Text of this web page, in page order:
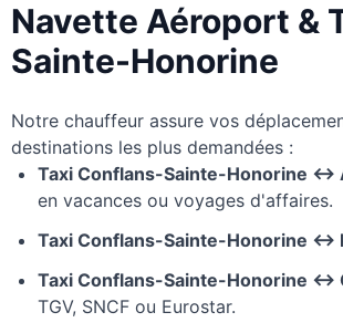
Navette Aéroport &
Sainte-Honorine
Notre chauffeur assure vos
destinations les plus demandées :
Taxi Conflans-Sainte-Honorine ↔
en vacances ou voyages d'affaires.
Taxi Conflans-Sainte-Honorine ↔
Taxi Conflans-Sainte-Honorine ↔
TGV, SNCF ou Eurostar.